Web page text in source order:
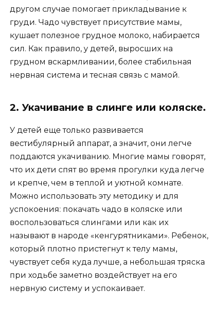
другом случае помогает прикладывание к
груди. Чадо чувствует присутствие мамы,
кушает полезное грудное молоко, набирается
сил. Как правило, у детей, выросших на
грудном вскармливании, более стабильная
нервная система и тесная связь с мамой.
2. Укачивание в слинге или коляске.
У детей еще только развивается
вестибулярный аппарат, а значит, они легче
поддаются укачиванию. Многие мамы говорят,
что их дети спят во время прогулки куда легче
и крепче, чем в теплой и уютной комнате.
Можно использовать эту методику и для
успокоения: покачать чадо в коляске или
воспользоваться слингами или как их
называют в народе «кенгурятниками». Ребенок,
который плотно пристегнут к телу мамы,
чувствует себя куда лучше, а небольшая тряска
при ходьбе заметно воздействует на его
нервную систему и успокаивает.